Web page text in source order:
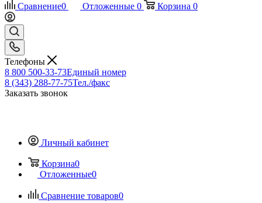
Сравнение0 Отложенные 0 Корзина 0
Телефоны
8 800 500-33-73Единый номер
8 (343) 288-77-75Тел./факс
Заказать звонок
Личный кабинет
Корзина0
Отложенные0
Сравнение товаров0